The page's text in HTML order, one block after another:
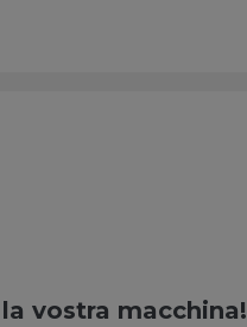
vostra macchina!